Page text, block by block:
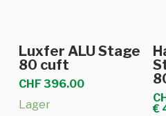
In den Warenkorb
Luxfer ALU Stage
80 cuft
CHF396.00
Lager
€